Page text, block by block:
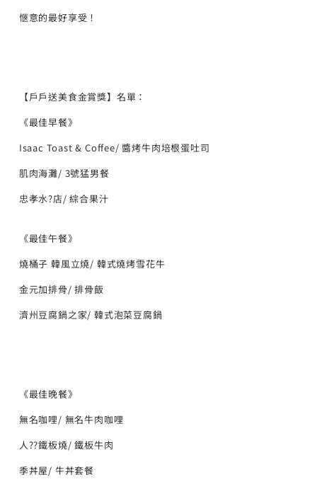
愜意的最好享受！
【戶戶送美食金賞獎】名單：
《最佳早餐》
Isaac Toast & Coffee/ 醬烤牛肉培根蛋吐司
肌肉海灘/ 3號猛男餐
忠孝水?店/ 綜合果汁
《最佳午餐》
燒桶子 韓風立燒/ 韓式燒烤雪花牛
金元加排骨/ 排骨飯
濟州豆腐鍋之家/ 韓式泡菜豆腐鍋
《最佳晚餐》
無名咖哩/ 無名牛肉咖哩
人??鐵板燒/ 鐵板牛肉
季丼屋/ 牛丼套餐